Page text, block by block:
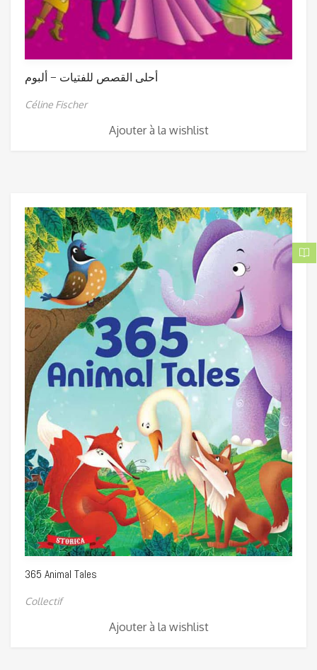
أحلى القصص للفتيات – ألبوم
Céline Fischer
Ajouter à la wishlist
365 Animal Tales
Collectif
Ajouter à la wishlist